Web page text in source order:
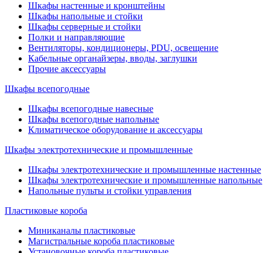
Шкафы настенные и кронштейны
Шкафы напольные и стойки
Шкафы серверные и стойки
Полки и направляющие
Вентиляторы, кондиционеры, PDU, освещение
Кабельные органайзеры, вводы, заглушки
Прочие аксеcсуары
Шкафы всепогодные
Шкафы всепогодные навесные
Шкафы всепогодные напольные
Климатическое оборудование и аксессуары
Шкафы электротехнические и промышленные
Шкафы электротехнические и промышленные настенные
Шкафы электротехнические и промышленные напольные
Напольные пульты и стойки управления
Пластиковые короба
Миниканалы пластиковые
Магистральные короба пластиковые